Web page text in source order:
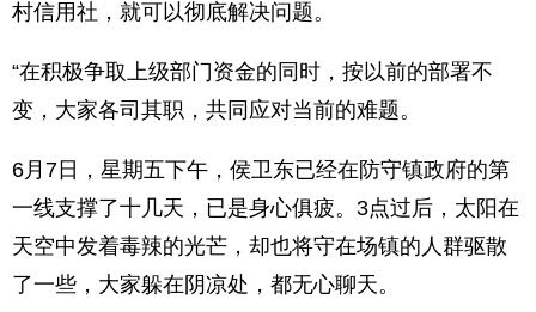
村信用社，就可以彻底解决问题。
“在积极争取上级部门资金的同时，按以前的部署不
变，大家各司其职，共同应对当前的难题。
6月7日，星期五下午，侯卫东已经在防守镇政府的第
一线支撑了十几天，已是身心俱疲。3点过后，太阳在
天空中发着毒辣的光芒，却也将守在场镇的人群驱散
了一些，大家躲在阴凉处，都无心聊天。